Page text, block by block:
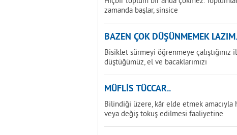
zamanda başlar, sinsice
BAZEN ÇOK DÜŞÜNMEMEK
Bisiklet sürmeyi öğrenmeye çalıştığınız
düştüğümüz, el ve bacaklarımızı
MÜFLİS TÜCCAR..
Bilindiği üzere, kâr elde etmek amacıyla
veya değiş tokuş edilmesi faaliyetine